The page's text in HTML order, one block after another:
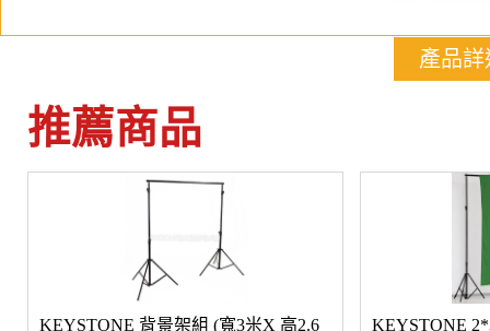
產品詳
推薦商品
KEYSTONE 背景架組 (寬3米X 高2.6
KEYSTONE